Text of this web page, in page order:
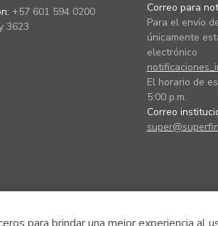
+57 601 594 0200
3623
Correo para
Para el envío
únicamente
electrónico
El horario de
5:00 p.m.
Correo